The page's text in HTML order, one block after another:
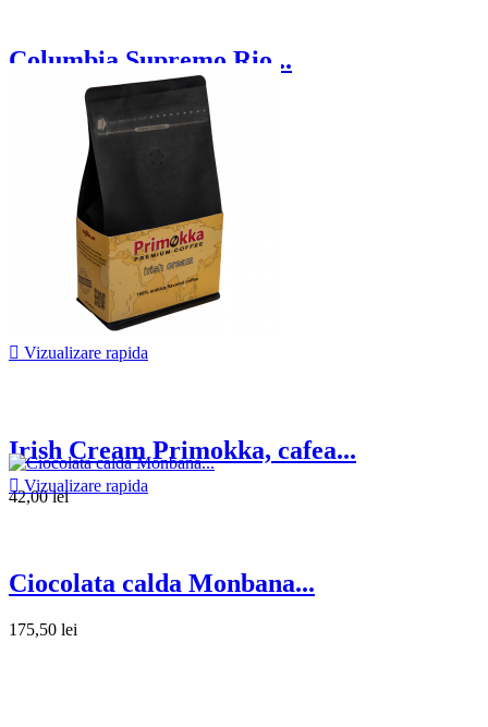
Columbia Supremo Rio...
 Vizualizare rapida
Irish Cream Primokka, cafea...
42,00 lei
 Vizualizare rapida
Ciocolata calda Monbana...
175,50 lei